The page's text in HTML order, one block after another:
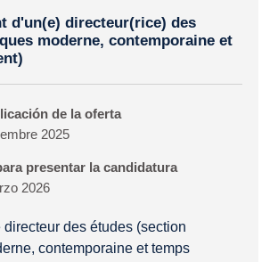
d'un(e) directeur(rice) des
moderne, contemporaine et
de la oferta
2025
presentar la candidatura
2026
des études (section
contemporaine et temps